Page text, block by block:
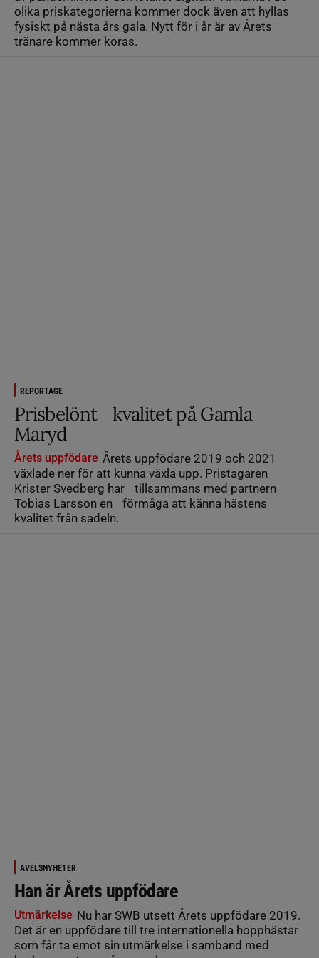
olika priskategorierna kommer dock även att hyllas
fysiskt på nästa års gala. Nytt för i år är av Årets
tränare kommer koras.
REPORTAGE
Prisbelönt kvalitet på Gamla
Maryd
Årets uppfödare Årets uppfödare 2019 och 2021
växlade ner för att kunna växla upp. Pristagaren
Krister Svedberg har tillsammans med partnern
Tobias Larsson en förmåga att känna hästens
kvalitet från sadeln.
AVELSNYHETER
Han är Årets uppfödare
Utmärkelse Nu har SWB utsett Årets uppfödare 2019.
Det är en uppfödare till tre internationella hopphästar
som får ta emot sin utmärkelse i samband med